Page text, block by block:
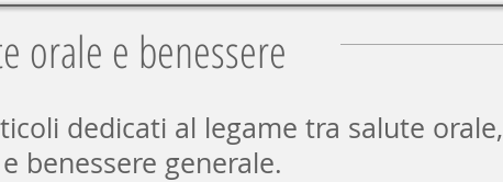
orale e benessere
dedicati al legame tra salute orale,
benessere generale.